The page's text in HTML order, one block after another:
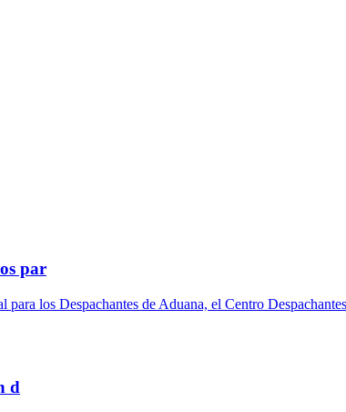
par
los Despachantes de Aduana, el Centro
d